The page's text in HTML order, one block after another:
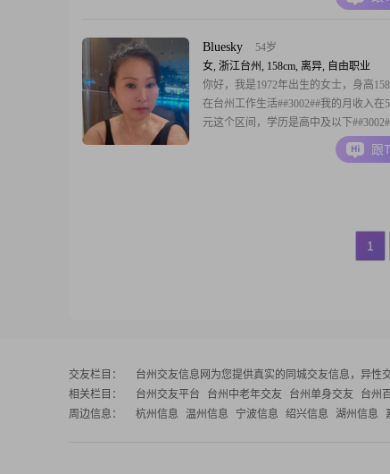
细腻，也比较感性浪漫##3002##在相处
##3002##生活里
Bluesky
54岁
女, 浙江台州, 158cm, 离异, 自由职业
你好，我是1972年出生的女士，身高
在台州工作生活##3002##我的月收入在
元这个区间，学历是高中及以下
面，我是一个乐观积极的人，平时心态
##3002##我也富有同理心，在和人相处
跟
1
交友栏目： 台州交友信息网 为您提供真实的同城交友信息，异性
相关栏目：
台州交友平台 台州中老年交友 台州单身交友 台州
周边信息：
杭州信息 温州信息 宁波信息 绍兴信息 湖州信息